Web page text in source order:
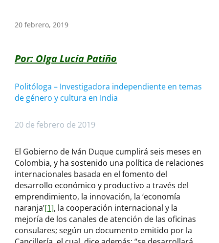
20 febrero, 2019
Por: Olga Lucía Patiño
Politóloga – Investigadora independiente en temas
de género y cultura en India
20 de febrero de 2019
El Gobierno de Iván Duque cumplirá seis meses en
Colombia, y ha sostenido una política de relaciones
internacionales basada en el fomento del
desarrollo económico y productivo a través del
emprendimiento, la innovación, la ‘economía
naranja’[1], la cooperación internacional y la
mejoría de los canales de atención de las oficinas
consulares; según un documento emitido por la